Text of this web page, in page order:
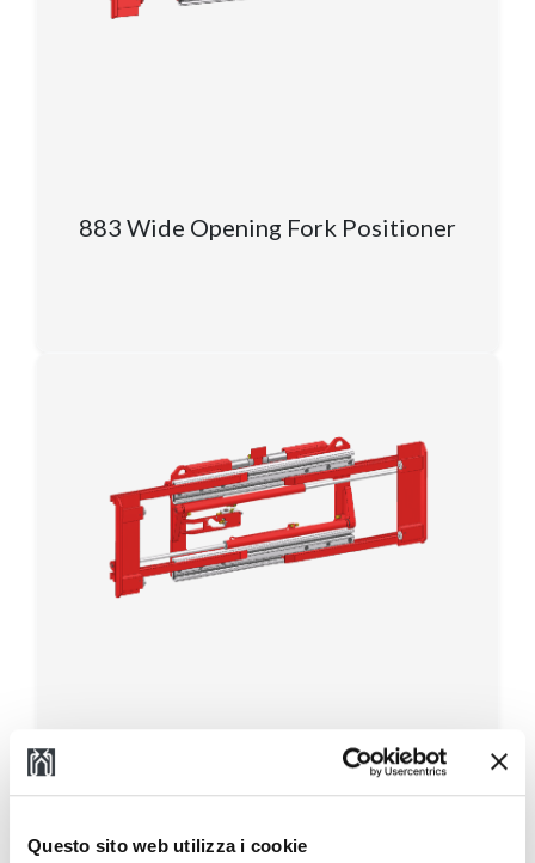
Questo sito web utilizza i cookie
883 Wide Opening Fork Positioner
883 SLS Wide Opening Fork